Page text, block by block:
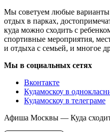
Мы советуем любые
отдых в парках,
куда можно сходить с
спортивные мероприятия,
и отдыха с семьей, и многое
Мы в социальных сетях
Вконтакте
Кудамоскоу в
Кудамоскоу в телеграме
Афиша Москвы — Куда